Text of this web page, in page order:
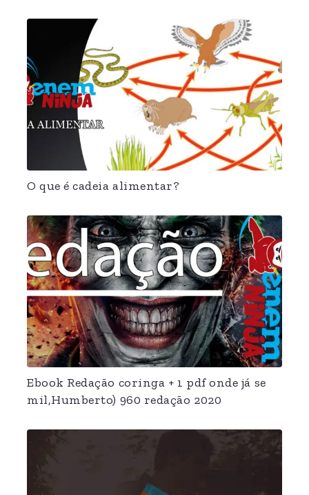
O que é cadeia alimentar?
Ebook Redação coringa + 1 pdf onde já se
mil,Humberto) 960 redação 2020